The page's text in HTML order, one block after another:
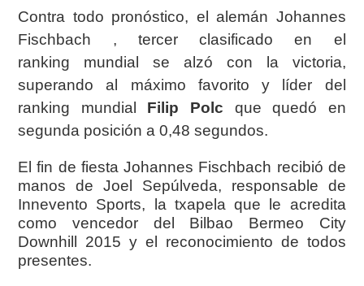
Contra todo pronóstico, el alemán Johannes
Fischbach , tercer clasificado en el
ranking mundial se alzó con la victoria,
superando al máximo favorito y líder del
ranking mundial Filip Polc que quedó en
segunda posición a 0,48 segundos.
El fin de fiesta Johannes Fischbach recibió de
manos de Joel Sepúlveda, responsable de
Innevento Sports, la txapela que le acredita
como vencedor del Bilbao Bermeo City
Downhill 2015 y el reconocimiento de todos
presentes.